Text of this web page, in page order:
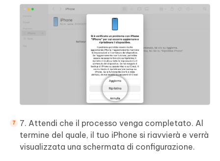
7. Attendi che il processo venga completato. Al
termine del quale, il tuo iPhone si riavvierà e verrà
visualizzata una schermata di configurazione.